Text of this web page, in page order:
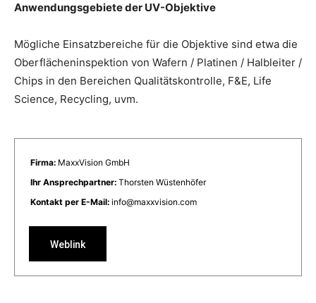
Anwendungsgebiete der UV-Objektive
Mögliche Einsatzbereiche für die Objektive sind etwa die
Oberflächeninspektion von Wafern / Platinen / Halbleiter /
Chips in den Bereichen Qualitätskontrolle, F&E, Life
Science, Recycling, uvm.
Firma: MaxxVision GmbH
Ihr Ansprechpartner: Thorsten Wüstenhöfer
Kontakt per E-Mail: info@maxxvision.com
Weblink